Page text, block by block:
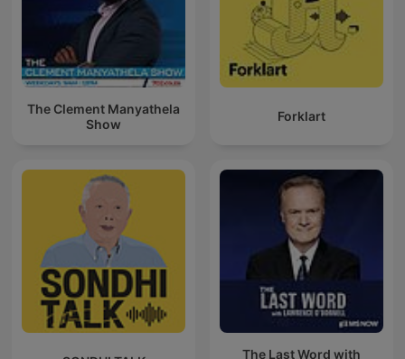
The Clement Manyathela
Show
Forklart
The Last Word with